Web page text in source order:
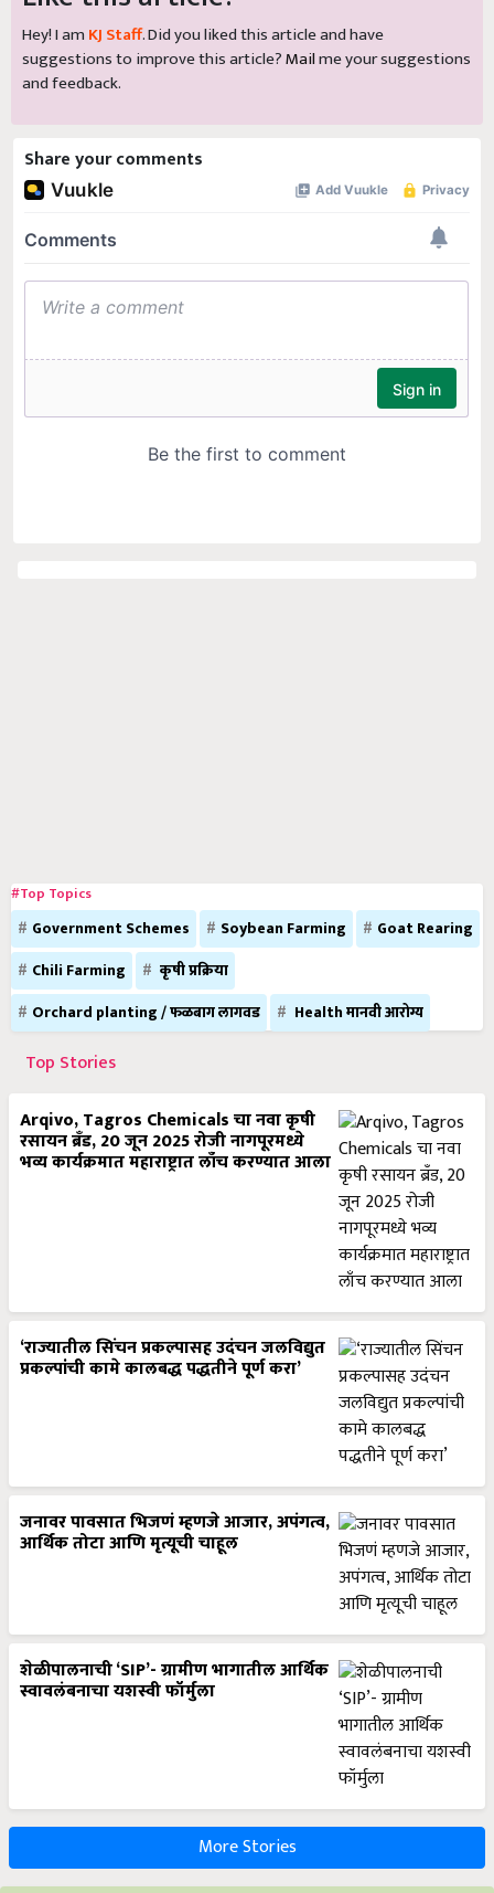
Hey! I am KJ Staff. Did you liked this article and have
suggestions to improve this article?Mailme your suggestions
and feedback.
Share your comments
#Top Topics
Government Schemes Soybean Farming
Goat Rearing
Chili Farming
कृषी प्रक्रिया
Orchard planting / फळबाग लागवड
Health मानवी आरोग्य
Top Stories
Arqivo, Tagros Chemicals चा नवा कृषी
रसायन ब्रँड, 20 जून 2025 रोजी नागपूरमध्ये
भव्य कार्यक्रमात महाराष्ट्रात लाँच करण्यात आला
‘राज्यातील सिंचन प्रकल्पासह उदंचन जलविद्युत
प्रकल्पांची कामे कालबद्ध पद्धतीने पूर्ण करा’
जनावर पावसात भिजणं म्हणजे आजार, अपंगत्व,
आर्थिक तोटा आणि मृत्यूची चाहूल
शेळीपालनाची ‘SIP’- ग्रामीण भागातील आर्थिक
स्वावलंबनाचा यशस्वी फॉर्मुला
More Stories